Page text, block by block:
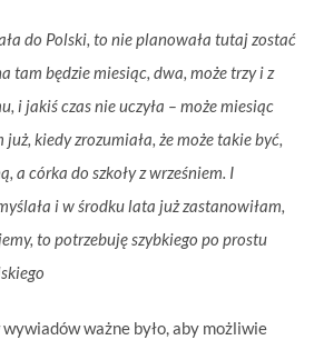
do Polski, to nie planowała tutaj zostać
tam będzie miesiąc, dwa, może trzy i z
i jakiś czas nie uczyła – może miesiąc
kiedy zrozumiała, że może takie być,
a córka do szkoły z wrześniem. I
i w środku lata już zastanowiłam,
to potrzebuję szybkiego po prostu
ważne było, aby możliwie